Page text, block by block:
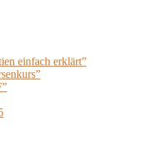
einfach erklärt”